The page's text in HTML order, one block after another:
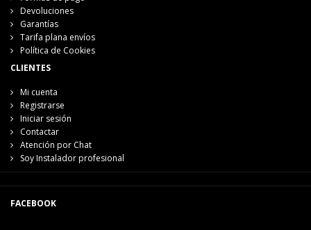
Devoluciones
Garantías
Tarifa plana envíos
Política de Cookies
CLIENTES
Mi cuenta
Registrarse
Iniciar sesión
Contactar
Atención por Chat
Soy Instalador profesional
FACEBOOK